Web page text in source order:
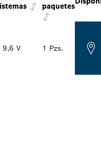
paquetes
9,6 V 1 Pzs.